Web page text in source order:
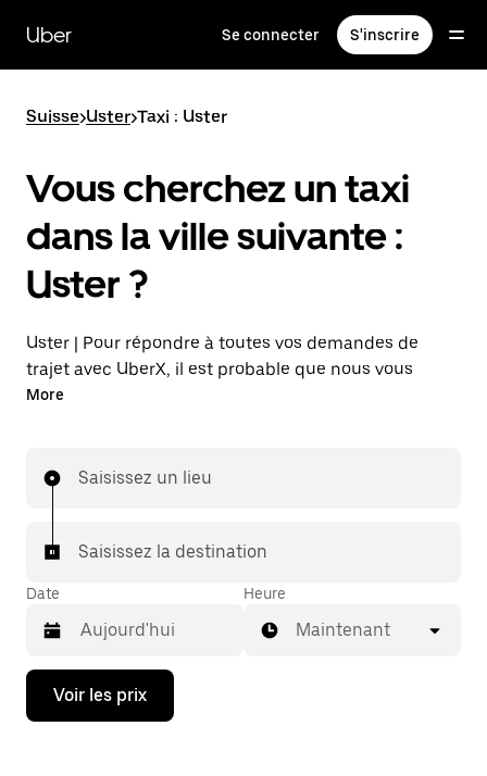
contenu
principal
Uber Se connecter S'inscrire
Suisse>Uster>Taxi : Uster
Vous cherchez un taxi
dans la ville suivante :
Uster ?
Uster | Pour répondre à toutes vos demandes de
trajet avec UberX, il est probable que nous vous
mettions en relation avec un chauffeur de taxi. Si tel
et 7 j/7), comme avec UberX, et pourrez rejoindre
Dans certaines villes de Suisse, pour vous assurer de
pouvez le demander dans l'application.
More
Saisissez un lieu
Saisissez la destination
Date
Appuyez
la
Heure
Maintenant
Voir les prix